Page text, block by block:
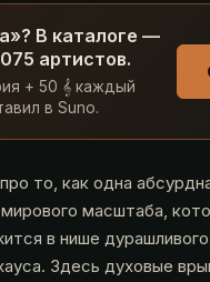
В каталоге —
артистов.
+ 50 𝄞 каждый
в Suno.
то, как одна
масштаба,
в нише
Здесь духовые